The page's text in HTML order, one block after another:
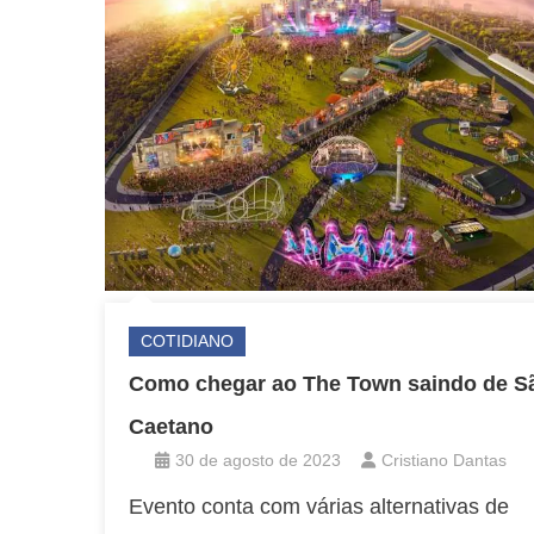
COTIDIANO
Como chegar ao The Town saindo de
Caetano
30 de agosto de 2023 Cristiano Dantas
Evento conta com várias alternativas de